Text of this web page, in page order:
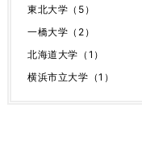
東北大学（5）
一橋大学（2）
北海道大学（1）
横浜市立大学（1）